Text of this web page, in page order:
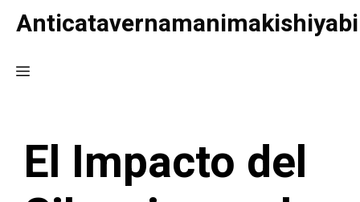
Saltar
contenido
Anticatavernamanimakishiyabi
Menú
El Impacto del